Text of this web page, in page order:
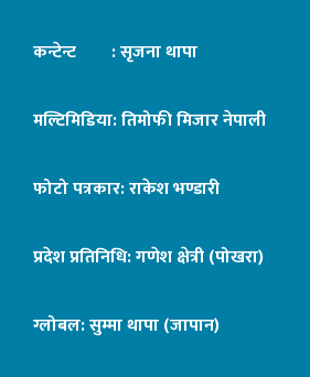
कन्टेन्ट : सृजना थापा
मल्टिमिडिया: तिमोफी मिजार नेपाली
फोटो पत्रकार: राकेश भण्डारी
प्रदेश प्रतिनिधि: गणेश क्षेत्री (पोखरा)
ग्लोबल: सुम्मा थापा (जापान)